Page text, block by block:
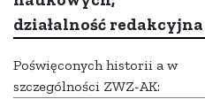
działalność redakcyjna
Poświęconych historii a w
szczególności ZWZ-AK: